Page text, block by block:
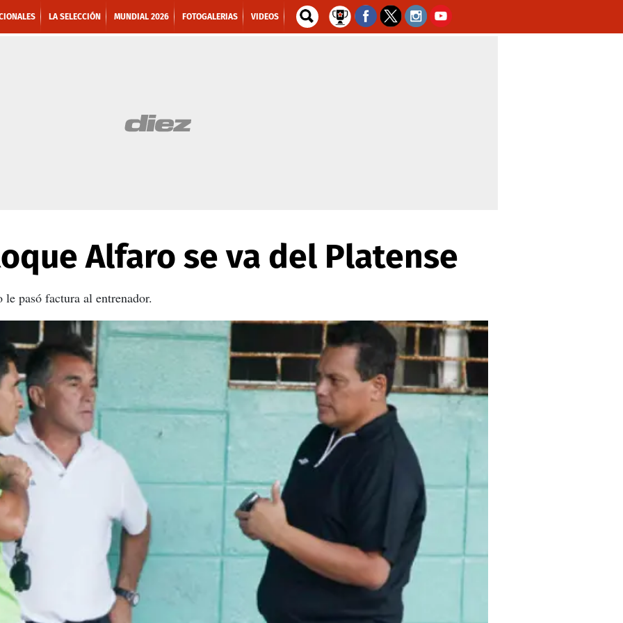
LA SELECCIÓN MUNDIAL 2026 FOTOGALERIAS VIDEOS
Alfaro se va del Platense
pasó factura al entrenador.